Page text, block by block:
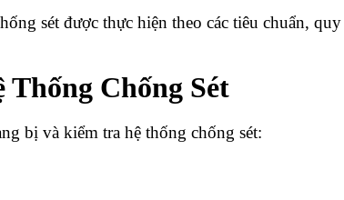
sét được thực hiện theo các tiêu chuẩn,
Chống Sét
bị và kiểm tra hệ thống chống sét: